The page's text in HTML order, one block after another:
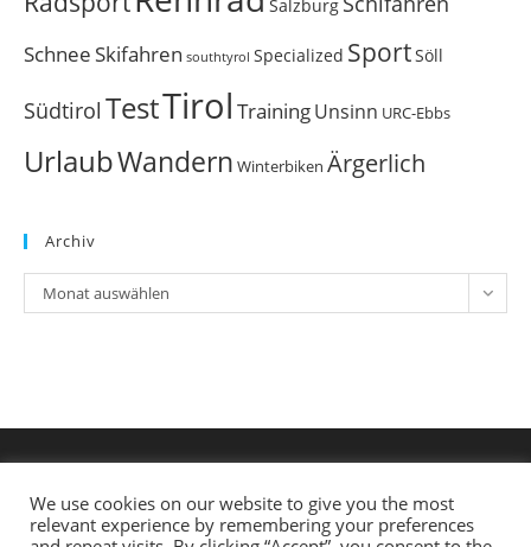
Salzburg
Schnee Skifahren southtyrol Specialized SportSöll
Südtirol TestTirol TrainingUnsinn URC-Ebbs
UrlaubWandern Winterbiken Ärgerlich
Archiv
Archiv
Monat auswählen
We use cookies on our website to give you the most
relevant experience by remembering your preferences